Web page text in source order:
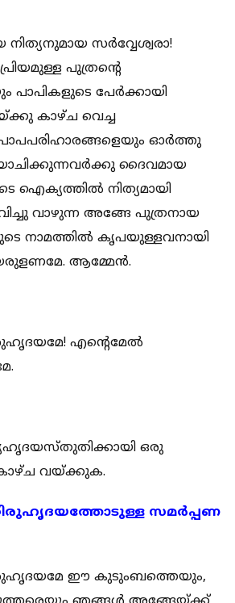
സര്‍വ്വേശ്വരാ!
പുത്രന്‍റെ
പേര്‍ക്കായി
കാഴ്ച വെച്ച
ഓര്‍ത്തു
ദൈവമായ
ഐക്യത്തില്‍ നിത്യമായി
വാഴുന്ന അങ്ങേ പുത്രനായ
നാമത്തില്‍ കൃപയുള്ളവനായി
ആമ്മേന്‍.
എന്‍റെമേല്‍
ഒരു
വയ്ക്കുക.
സമര്‍പ്പണ
ഈ കുടുംബത്തെയും,